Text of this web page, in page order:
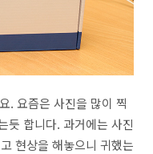
. 요즘은 사진을 많이 찍
듯 합니다. 과거에는 사진
현상을 해놓으니 귀했는